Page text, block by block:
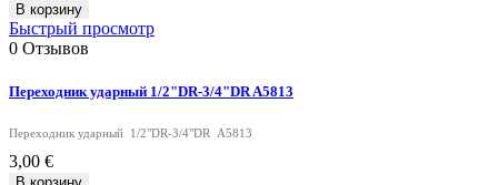
В корзину
Быстрый просмотр
0 Отзывов
Переходник ударный 1/2"DR-3/4"DR A5813
Переходник ударный 1/2"DR-3/4"DR A5813
3,00 €